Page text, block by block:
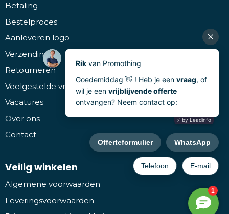
Betaling
Bestelproces
Aanleveren logo
Verzending
Retourneren
Veelgestelde vragen
Vacatures
Over ons
Contact
Veilig winkelen
Algemene voorwaarden
Leveringsvoorwaarden